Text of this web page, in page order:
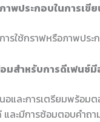
าพประกอบในการเ
ารใช้กราฟหรือภาพปร
มสำหรับการดีเฟนซ์มี
อและการเตรียมพร้อม
ละมีการซ้อมตอบคำถา